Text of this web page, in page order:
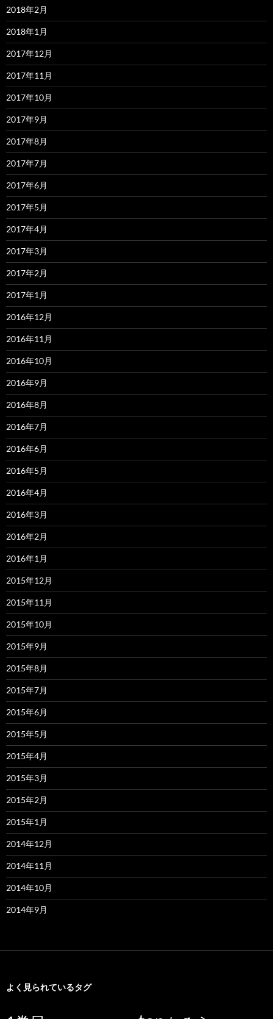
2018年2月
2018年1月
2017年12月
2017年11月
2017年10月
2017年9月
2017年8月
2017年7月
2017年6月
2017年5月
2017年4月
2017年3月
2017年2月
2017年1月
2016年12月
2016年11月
2016年10月
2016年9月
2016年8月
2016年7月
2016年6月
2016年5月
2016年4月
2016年3月
2016年2月
2016年1月
2015年12月
2015年11月
2015年10月
2015年9月
2015年8月
2015年7月
2015年6月
2015年5月
2015年4月
2015年3月
2015年2月
2015年1月
2014年12月
2014年11月
2014年10月
2014年9月
よく見られているタグ